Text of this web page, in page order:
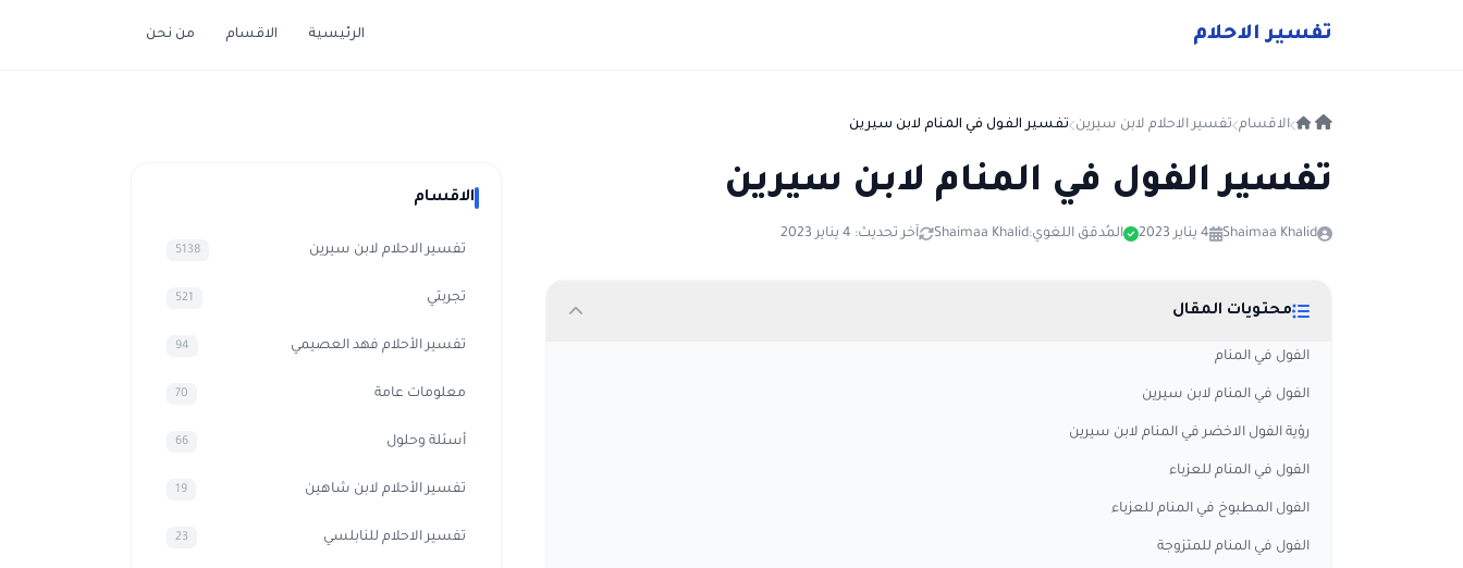
تفسير الاحلام الرئيسية الاقسام من نحن
الاقسام تفسير الاحلام لابن سيرين تفسير الفول في المنام لابن سيرين
تفسير الفول في المنام لابن سيرين
Shaimaa Khalid 4 يناير 2023 المُدقق اللغوي:Shaimaa Khalid آخر تحديث: 4 يناير 2023
محتويات المقال
الفول في المنام
الفول في المنام لابن سيرين
رؤية الفول الاخضر في المنام لابن سيرين
الفول في المنام للعزباء
الفول المطبوخ في المنام للعزباء
الفول في المنام للمتزوجة
الاقسام
تفسير الاحلام لابن سيرين 5138
تجربتي 521
تفسير الأحلام فهد العصيمي 94
معلومات عامة 70
أسئلة وحلول 66
تفسير الأحلام لابن شاهين 19
تفسير الاحلام للنابلسي 23